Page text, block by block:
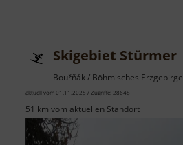
Skigebiet Stürmer
Bouřňák / Böhmisches Erzgebirge
aktuell vom 01.11.2025 / Zugriffe: 28648
51 km vom aktuellen Standort